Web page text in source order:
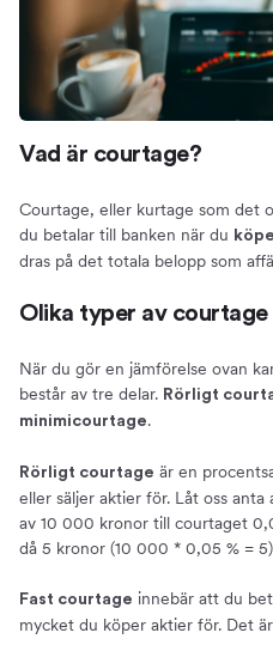
Vad är courtage?
Courtage, eller kurtage som det
du betalar till banken när du
dras på det totala belopp som
Olika typer av courtage
När du gör en jämförelse ovan
består av tre delar. Rörligt
minimicourtage.
Rörligt courtage är en
eller säljer aktier för. Låt oss
av 10 000 kronor till courtaget
då 5 kronor (10 000 * 0,05 % =
Fast courtage innebär att du
mycket du köper aktier för. Det